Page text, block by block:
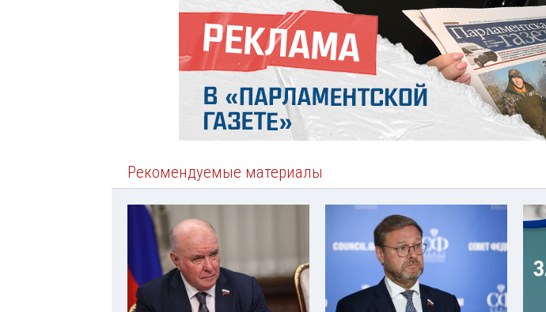
Рекомендуемые материалы